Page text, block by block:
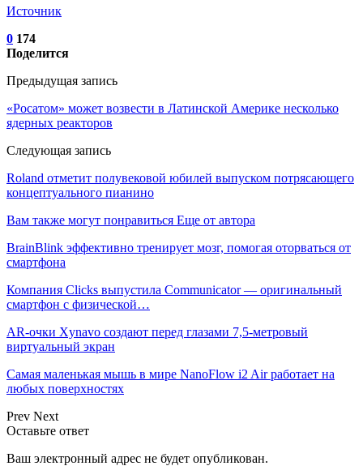
Источник
0 174
Поделится
Предыдущая запись
«Росатом» может возвести в Латинской Америке несколько
ядерных реакторов
Следующая запись
Roland отметит полувековой юбилей выпуском потрясающего
концептуального пианино
Вам также могут понравиться Еще от автора
BrainBlink эффективно тренирует мозг, помогая оторваться от
смартфона
Компания Clicks выпустила Communicator — оригинальный
смартфон с физической…
AR-очки Xynavo создают перед глазами 7,5-метровый
виртуальный экран
Самая маленькая мышь в мире NanoFlow i2 Air работает на
любых поверхностях
Prev Next
Оставьте ответ
Ваш электронный адрес не будет опубликован.